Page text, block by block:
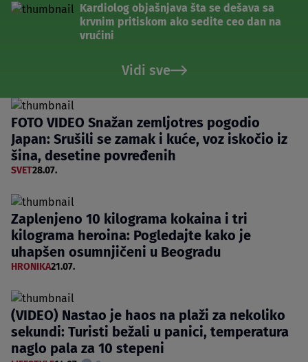
Kardiolog objašnjava šta se dešava sa
krvnim pritiskom ako sedite ceo dan na
vrućini
Vidi sve
FOTO VIDEO Snažan zemljotres pogodio
Japan: Srušili se zamak i kuće, voz iskočio iz
šina, desetine povređenih
SVET28.07.
Zaplenjeno 10 kilograma kokaina i tri
kilograma heroina: Pogledajte kako je
uhapšen osumnjičeni u Beogradu
HRONIKA21.07.
(VIDEO) Nastao je haos na plaži za nekoliko
sekundi: Turisti bežali u panici, temperatura
naglo pala za 10 stepeni